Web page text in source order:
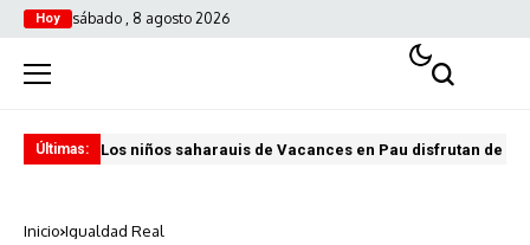
Hoy sábado , 8 agosto 2026
Últimas: Los niños saharauis de Vacances en Pau disfrutan de
Inicio Igualdad Real